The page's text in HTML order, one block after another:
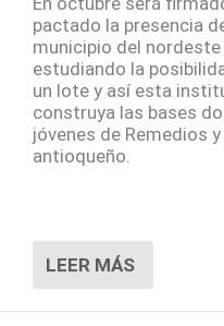
pactado la presencia
municipio del
estudiando la
un lote y así esta
construya las bases
jóvenes de Remedios
antioqueño.
LEER MÁS